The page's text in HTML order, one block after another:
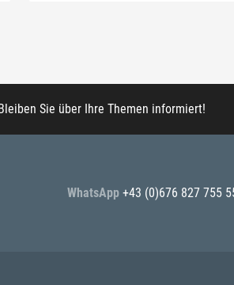
Sie über Ihre Themen informiert!
WhatsApp +43 (0)676 827 755